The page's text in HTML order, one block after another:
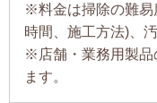
※料金は掃除の難易
時間、施工方法)、
※店舗・業務用製品
ます。